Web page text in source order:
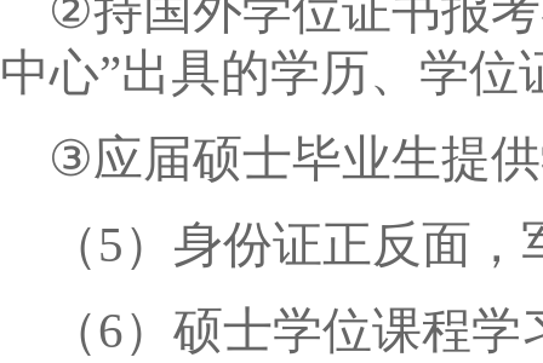
中心”出具的学历、学位
③应届硕士毕业生提
（5）身份证正反面
（6）硕士学位课程